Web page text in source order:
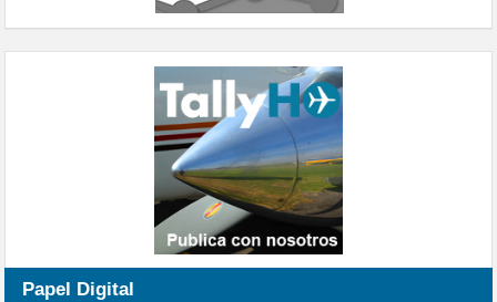
Papel Digital